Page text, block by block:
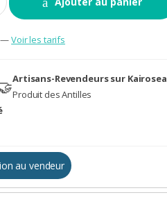
—Voir les tarifs
Artisans-Revendeurs sur Kairosea
Produit des Antilles
au vendeur